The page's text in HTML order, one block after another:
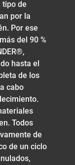
tipo de
por la
Por ese
del 90 %
hasta el
de los
cabo
Todos
de
de un ciclo